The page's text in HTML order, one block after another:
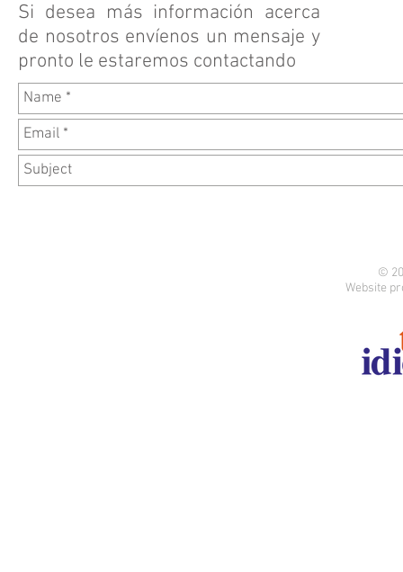
Si desea más información acerca
de nosotros envíenos un mensaje y
pronto le estaremos contactando
©
Website